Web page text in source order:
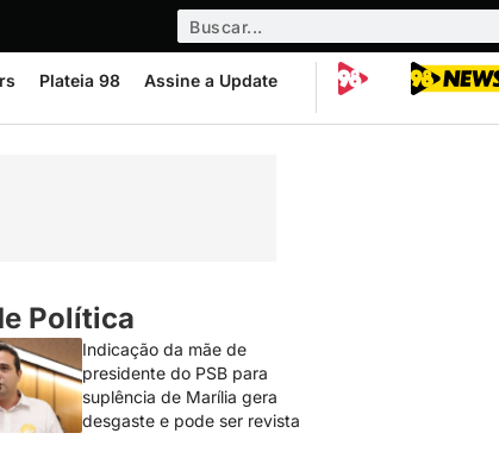
Plateia 98 Assine a Update
Política
Indicação da mãe de
presidente do PSB para
suplência de Marília gera
desgaste e pode ser revista